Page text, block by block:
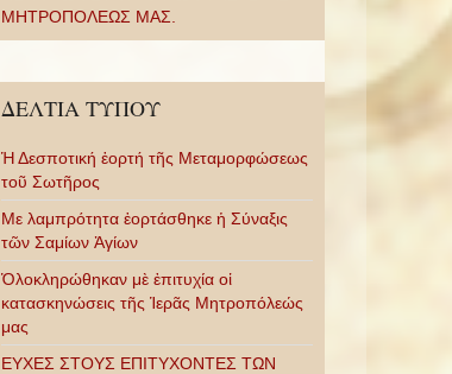
ΜΗΤΡΟΠΟΛΕΩΣ ΜΑΣ.
ΔΕΛΤΙΑ ΤΥΠΟΥ
Ἡ Δεσποτική ἑορτή τῆς Μεταμορφώσεως
τοῦ Σωτῆρος
Με λαμπρότητα ἑορτάσθηκε ἡ Σύναξις
τῶν Σαμίων Ἁγίων
Ὁλοκληρώθηκαν μὲ ἐπιτυχία οἱ
κατασκηνώσεις τῆς Ἱερᾶς Μητροπόλεώς
μας
ΕΥΧΕΣ ΣΤΟΥΣ ΕΠΙΤΥΧΟΝΤΕΣ ΤΩΝ